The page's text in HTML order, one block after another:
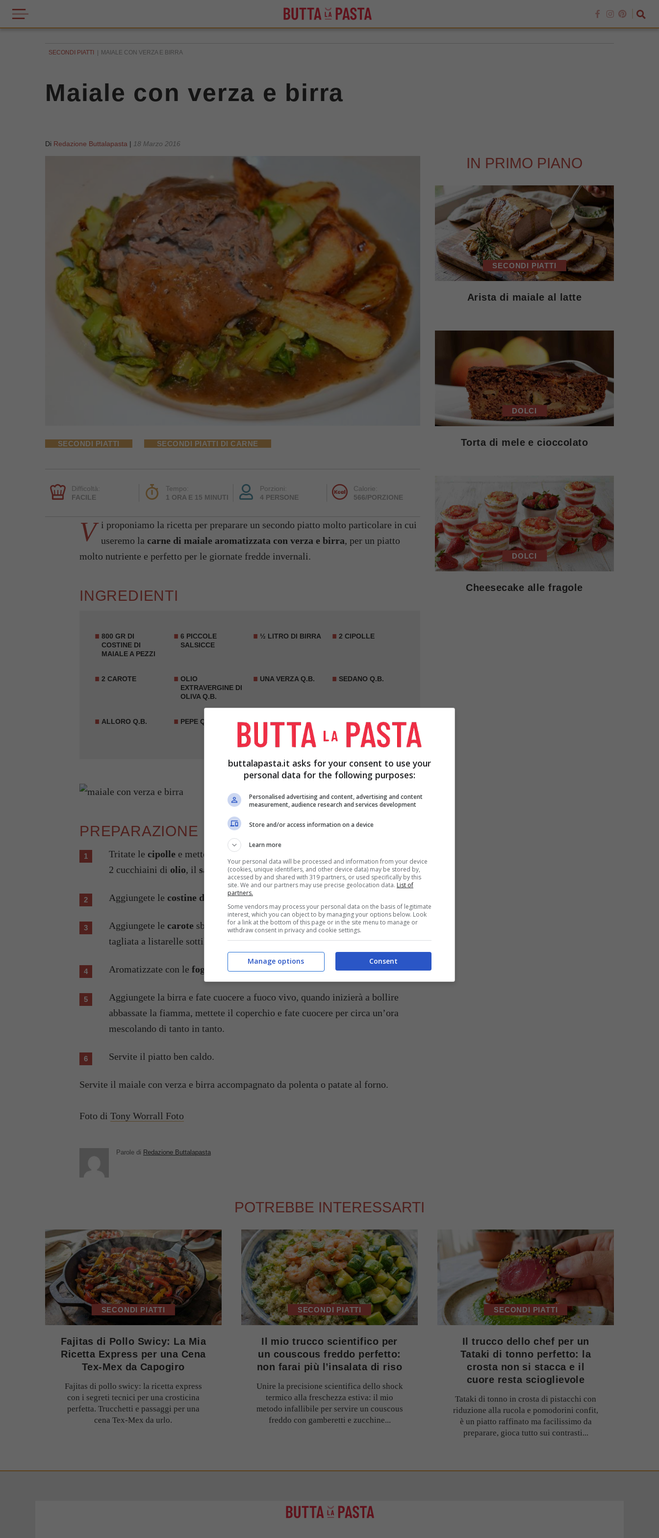
SECONDI PIATTI MAIALE CON VERZA E BIRRA
Maiale con verza e birra
Di Redazione Buttalapasta | 18 Marzo 2016
SECONDI PIATTI SECONDI PIATTI DI CARNE
Difficoltà:
FACILE
Tempo:
1 ORA E 15 MINUTI
Porzioni:
4 PERSONE
Calorie:
566/PORZIONE
V i proponiamo la ricetta per preparare un secondo piatto molto particolare in cui
useremo la carne di maiale aromatizzata con verza e birra, per un piatto
molto nutriente e perfetto per le giornate fredde invernali.
INGREDIENTI
800 GR DI
COSTINE DI
MAIALE A PEZZI
6 PICCOLE
SALSICCE
½ LITRO DI BIRRA 2 CIPOLLE
2 CAROTE
OLIO
EXTRAVERGINE DI
OLIVA Q.B.
UNA VERZA Q.B. SEDANO Q.B.
ALLORO Q.B. PEPE Q.B. SALE Q.B.
3 BACCHE DI
GINEPRO Q.B.
PREPARAZIONE
Tritate le cipolle e mettetele in una padella antiaderente, fatele appassire con
2 cucchiaini di olio, il sale , ilpepee con ilsedanoa pezzettini.
Aggiungete le costine di maialee la
Aggiungete le carote sbucciate, lavate e tagliate a rondelline, e laverza
tagliata a listarelle sottili.
Aromatizzate con le foglie di alloroe lebacche di ginepro.
Aggiungete la birra e fate cuocere a fuoco vivo, quando inizierà a bollire
abbassate la fiamma, mettete il coperchio e fate cuocere per circa un’ora
mescolando di tanto in tanto.
Servite il piatto ben caldo.
Servite il maiale con verza e birra accompagnato da polenta o patate al forno.
Foto di Tony Worrall Foto
Parole di Redazione Buttalapasta
IN PRIMO PIANO
SECONDI PIATTI
Arista di maiale al latte
DOLCI
Torta di mele e cioccolato
DOLCI
Cheesecake alle fragole
POTREBBE INTERESSARTI
SECONDI PIATTI
Fajitas di Pollo Swicy: La Mia
Ricetta Express per una Cena
Tex-Mex da Capogiro
Fajitas di pollo swicy: la ricetta express
con i segreti tecnici per una crosticina
perfetta. Trucchetti e passaggi per una
cena Tex-Mex da urlo.
SECONDI PIATTI
Il mio trucco scientifico per
un couscous freddo perfetto:
non farai più l’insalata di riso
Unire la precisione scientifica dello shock
termico alla freschezza estiva: il mio
metodo infallibile per servire un couscous
freddo con gamberetti e zucchine...
SECONDI PIATTI
Il trucco dello chef per un
Tataki di tonno perfetto: la
crosta non si stacca e il
cuore resta scioglievole
Tataki di tonno in crosta di pistacchi con
riduzione alla rucola e pomodorini confit,
è un piatto raffinato ma facilissimo da
preparare, gioca tutto sui contrasti...
buttalapasta.it asks for your consent to use your
personal data for the following purposes:
Personalised advertising and content, advertising and content
measurement, audience research and services development
Store and/or access information on a device
Learn more
Your personal data will be processed and information from your device
(cookies, unique identifiers, and other device data) may be stored by,
accessed by and shared with 319 partners, or used specifically by this
site. We and our partners may use precise geolocation data. List of
partners.
Some vendors may process your personal data on the basis of legitimate
interest, which you can object to by managing your options below. Look
for a link at the bottom of this page or in the site menu to manage or
withdraw consent in privacy and cookie settings.
Consent
Manage options